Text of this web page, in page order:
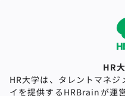
HR
HR大学は、タレントマネ
イを提供するHRBrainが運